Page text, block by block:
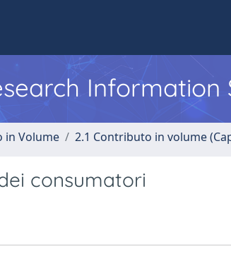
Information
in Volume 2.1 Contributo in volume
consumatori